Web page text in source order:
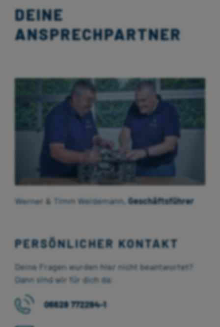
DEINE
ANSPRECHPARTNER
Werner & Timm Weidemann,Geschäftsführer
PERSÖNLICHER KONTAKT
Deine Fragen wurden hier nicht beantwortet?
Dann sind wir für dich da:
06628 772294-1